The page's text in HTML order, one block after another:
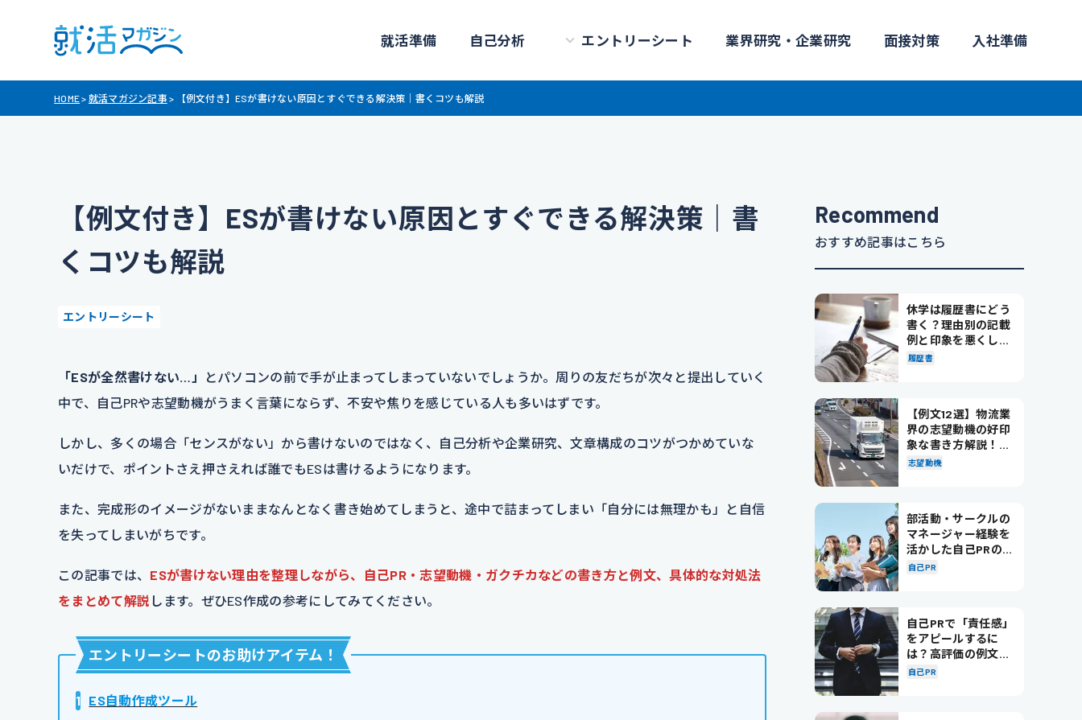
就活準備 自己分析 エントリーシート 業界研究・企業研究 面接対策 入社準備
HOME> 就活マガジン記事 > 【例文付き】ESが書けない原因とすぐできる解決策｜書くコツも解説
【例文付き】ESが書けない原因とすぐできる解決策｜書
くコツも解説
エントリーシート
「ESが全然書けない…」
とパソコンの前で手が止まってしまっていないでしょうか。周りの友だちが次々と提出していく
中で、自己PRや志望動機がうまく言葉にならず、不安や焦りを感じている人も多いはずです。
しかし、多くの場合「センスがない」から書けないのではなく、自己分析や企業研究、文章構成のコツがつかめていな
いだけで、ポイントさえ押さえれば誰でもESは書けるようになります。
また、完成形のイメージがないままなんとなく書き始めてしまうと、途中で詰まってしまい「自分には無理かも」と自信
を失ってしまいがちです。
この記事では、 ESが書けない理由を整理しながら、自己PR・志望動機・ガクチカなどの書き方と例文、具体的な対処法
をまとめて解説 します。ぜひES作成の参考にしてみてください。
エントリーシートのお助けアイテム ！
1 ES自動作成ツール
Recommend
おすすめ記事はこちら
休学は履歴書にどう
書く？理由別の記載
例と印象を悪くしな
い書き方を解説
履歴書
【例文12選】物流業
界の志望動機の好印
象な書き方解説！パ
ターン別の例文も紹
志望動機
部活動・サークルの
マネージャー経験を
活かした自己PRの書
き方を徹底解説！
自己PR
自己PRで「責任感」
をアピールするに
は？高評価の例文も
紹介！
自己PR